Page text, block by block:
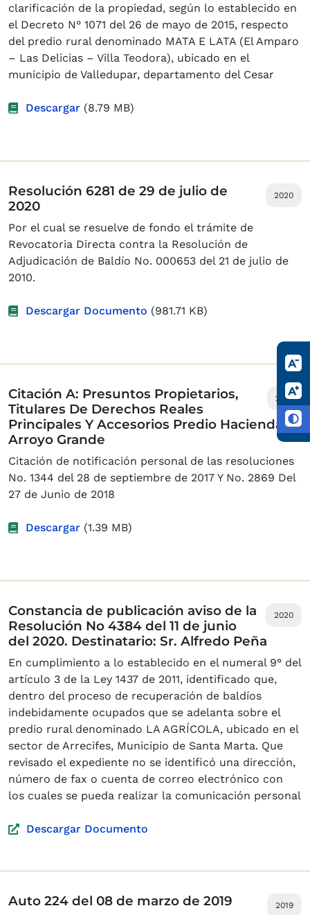
clarificación de la propiedad, según lo establecido en
el Decreto N° 1071 del 26 de mayo de 2015, respecto
del predio rural denominado MATA E LATA (El Amparo
– Las Delicias – Villa Teodora), ubicado en el
municipio de Valledupar, departamento del Cesar
Descargar (8.79 MB)
2020
Resolución 6281 de 29 de julio de
2020
Por el cual se resuelve de fondo el trámite de
Revocatoria Directa contra la Resolución de
Adjudicación de Baldío No. 000653 del 21 de julio de
2010.
Descargar Documento (981.71 KB)
2019
Citación A: Presuntos Propietarios,
Titulares De Derechos Reales
Principales Y Accesorios Predio Hacienda
Arroyo Grande
Citación de notificación personal de las resoluciones
No. 1344 del 28 de septiembre de 2017 Y No. 2869 Del
27 de Junio de 2018
Descargar (1.39 MB)
2020
Constancia de publicación aviso de la
Resolución No 4384 del 11 de junio
del 2020. Destinatario: Sr. Alfredo Peña
En cumplimiento a lo establecido en el numeral 9° del
artículo 3 de la Ley 1437 de 2011, identificado que,
dentro del proceso de recuperación de baldíos
indebidamente ocupados que se adelanta sobre el
predio rural denominado LA AGRÍCOLA, ubicado en el
sector de Arrecifes, Municipio de Santa Marta. Que
revisado el expediente no se identificó una dirección,
número de fax o cuenta de correo electrónico con
los cuales se pueda realizar la comunicación personal
Descargar Documento
2019
Auto 224 del 08 de marzo de 2019